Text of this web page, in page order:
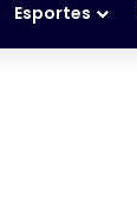
Esportes